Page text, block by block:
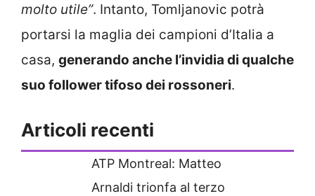
molto utile”. Intanto, Tomljanovic potrà
portarsi la maglia dei campioni d’Italia a
casa, generando anche l’invidia di qualche
suo follower tifoso dei rossoneri.
Articoli recenti
ATP Montreal: Matteo
Arnaldi trionfa al terzo